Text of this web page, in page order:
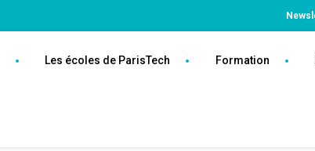
Les écoles de ParisTech Formation